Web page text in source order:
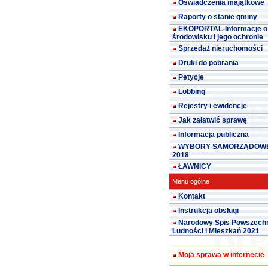
Oświadczenia majątkowe
Raporty o stanie gminy
EKOPORTAL-Informacje o
środowisku i jego ochronie
Sprzedaż nieruchomości
Druki do pobrania
Petycje
Lobbing
Rejestry i ewidencje
Jak załatwić sprawę
Informacja publiczna
WYBORY
2018
ŁAWNICY
Menu ogólne
Kontakt
Instrukcja obsługi
Narodowy Spis
Ludności i Mieszkań 2021
Moja sprawa w internecie